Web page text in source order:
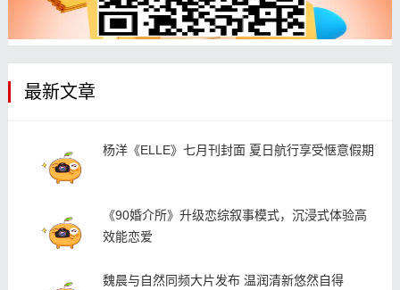
最新文章
杨洋《ELLE》七月刊封面 夏日航行享受惬意假期
《90婚介所》升级恋综叙事模式，沉浸式体验高
效能恋爱
魏晨与自然同频大片发布 温润清新悠然自得